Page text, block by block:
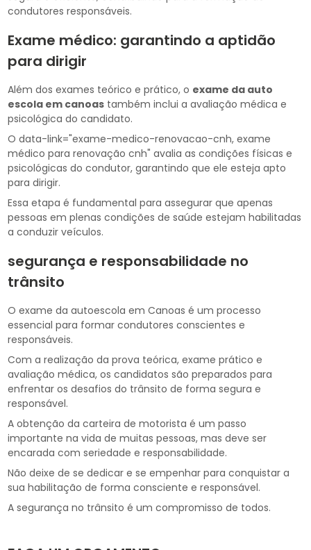
condutores responsáveis.
Exame médico: garantindo a aptidão
para dirigir
Além dos exames teórico e prático, o exame da auto
escola em canoas também inclui a avaliação médica e
psicológica do candidato.
O data-link="exame-medico-renovacao-cnh, exame
médico para renovação cnh" avalia as condições físicas e
psicológicas do condutor, garantindo que ele esteja apto
para dirigir.
Essa etapa é fundamental para assegurar que apenas
pessoas em plenas condições de saúde estejam habilitadas
a conduzir veículos.
segurança e responsabilidade no
trânsito
O exame da autoescola em Canoas é um processo
essencial para formar condutores conscientes e
responsáveis.
Com a realização da prova teórica, exame prático e
avaliação médica, os candidatos são preparados para
enfrentar os desafios do trânsito de forma segura e
responsável.
A obtenção da carteira de motorista é um passo
importante na vida de muitas pessoas, mas deve ser
encarada com seriedade e responsabilidade.
Não deixe de se dedicar e se empenhar para conquistar a
sua habilitação de forma consciente e responsável.
A segurança no trânsito é um compromisso de todos.